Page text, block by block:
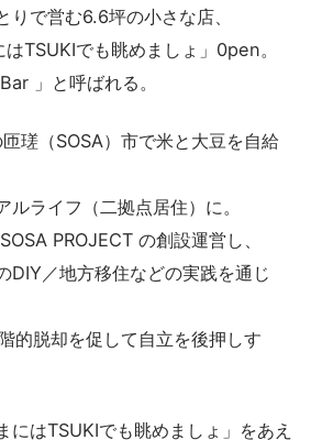
りで営む6.6坪の小さな店、
TSUKIでも眺めましょ」0pen。
」と呼ばれる。
瑳（SOSA）市で米と大豆を自給
ルライフ（二拠点居住）に。
PROJECT の創設運営し、
DIY／地方移住などの実践を通じ
的脱却を促して自立を後押しす
にはTSUKIでも眺めましょ」をあえ